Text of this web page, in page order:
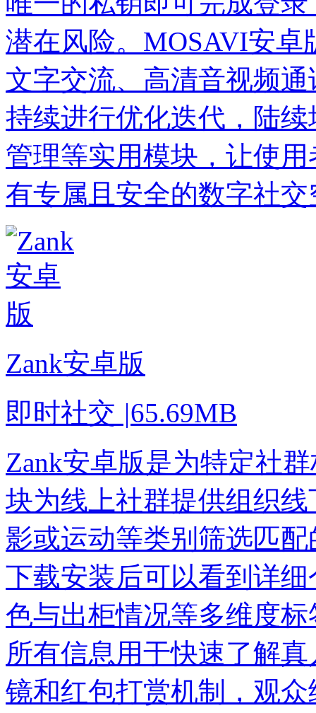
潜在风险。MOSAVI安
文字交流、高清音视频
持续进行优化迭代，陆
管理等实用模块，让使
有专属且安全的数字社交
Zank安卓版
即时社交 |65.69MB
Zank安卓版是为特定社
块为线上社群提供组织
影或运动等类别筛选匹
下载安装后可以看到详
色与出柜情况等多维度
所有信息用于快速了解
镜和红包打赏机制，观